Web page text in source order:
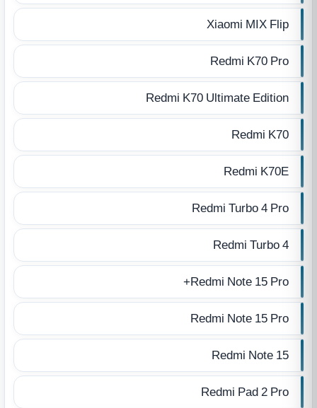
Xiaomi MIX Flip
Redmi K70 Pro
Redmi K70 Ultimate Edition
Redmi K70
Redmi K70E
Redmi Turbo 4 Pro
Redmi Turbo 4
Redmi Note 15 Pro+
Redmi Note 15 Pro
Redmi Note 15
Redmi Pad 2 Pro